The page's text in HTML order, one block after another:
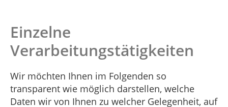
Einzelne
Verarbeitungstätigkeiten
Wir möchten Ihnen im Folgenden so
transparent wie möglich darstellen, welche
Daten wir von Ihnen zu welcher Gelegenheit, auf